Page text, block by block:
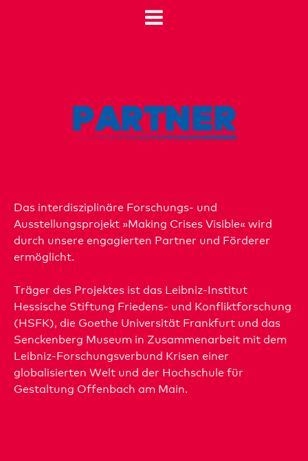
PARTNER
Das interdisziplinäre Forschungs- und
Ausstellungsprojekt »Making Crises Visible« wird
durch unsere engagierten Partner und Förderer
ermöglicht.
Träger des Projektes ist das Leibniz-Institut
Hessische Stiftung Friedens- und Konfliktforschung
(HSFK), die Goethe Universität Frankfurt und das
Senckenberg Museum in Zusammenarbeit mit dem
Leibniz-Forschungsverbund Krisen einer
globalisierten Welt und der Hochschule für
Gestaltung Offenbach am Main.